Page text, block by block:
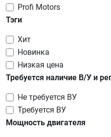
Profi Motors
Тэги
Хит
Новинка
Низкая цена
Требуется наличие В/У и
Не требуется ВУ
Требуется ВУ
Мощность двигателя